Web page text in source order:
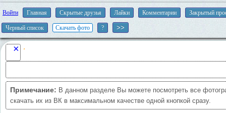
Войти Главная Скрытые друзья Лайки Комментарии Закрытый
Черный список Скачать фото ?
×
Примечание: В данном разделе Вы можете посмотреть все
скачать их из ВК в максимальном качестве одной кнопкой сразу.